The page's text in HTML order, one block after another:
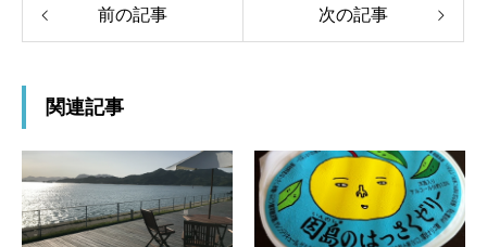
前の記事 次の記事
関連記事